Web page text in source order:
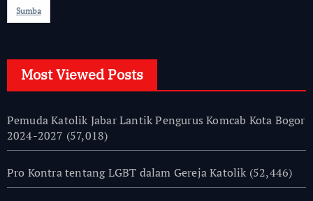
Sumba
Most Viewed Posts
Pemuda Katolik Jabar Lantik Pengurus Komcab Kota Bogor
2024-2027 (57,018)
Pro Kontra tentang LGBT dalam Gereja Katolik (52,446)